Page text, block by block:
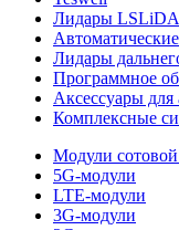
Лидары
Лидары
Программное
Аксессуары для
Комплексные
Модули
5G-модули
LTE-модули
3G-модули